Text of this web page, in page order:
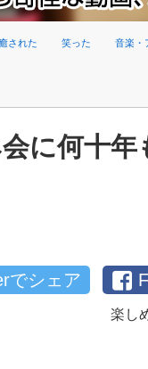
された 笑った 音楽・
に何十
でシェア
楽し